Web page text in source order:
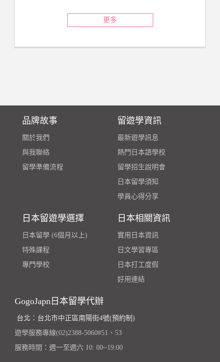
更多
品牌故事
關於我們
與我聯絡
留學準備流程
留遊學資訊
最新遊學訊息
熱門日本語學校
留學招生說明會
日本留學須知
學員心得分享
日本留遊學選擇
日本留學 (6個月以上)
特殊課程
專門學校
日本相關資訊
實用日本資訊
日文學習專區
日本打工度假
好用連結
GogoJapn日本留學代辦
台北：台北市中正區南陽街4號(預約制)
遊學服務專線(02)2388-5060#51、53
服務時間：週一至週六 10: 00~19:00